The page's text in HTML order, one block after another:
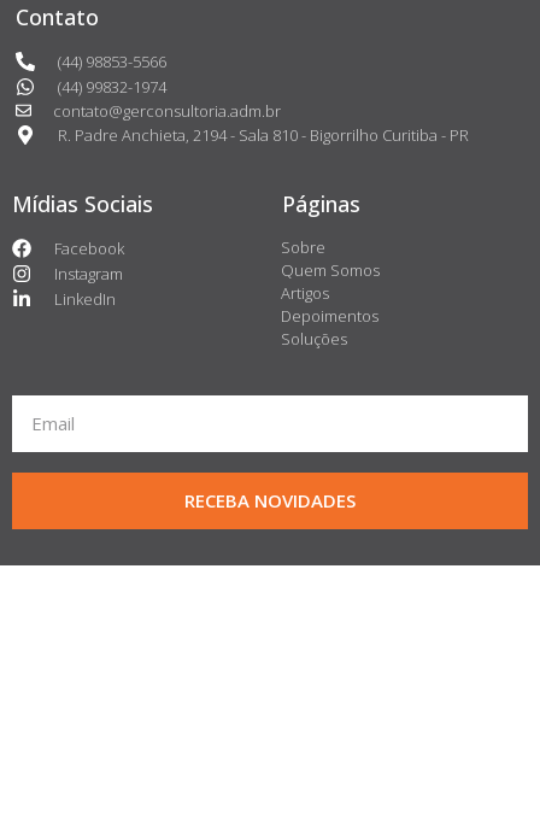
Contato
(44) 98853-5566
(44) 99832-1974
contato@gerconsultoria.adm.br
R. Padre Anchieta, 2194 - Sala 810 - Bigorrilho Curitiba - PR
Mídias Sociais
Facebook
Instagram
LinkedIn
Páginas
Sobre
Quem Somos
Artigos
Depoimentos
Soluções
RECEBA NOVIDADES